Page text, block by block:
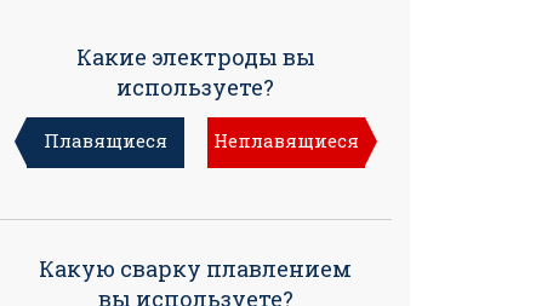
Какие электроды вы
используете?
Плавящиеся Неплавящиеся
Какую сварку плавлением
вы используете?